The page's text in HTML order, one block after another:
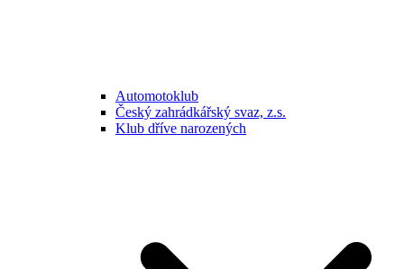
Automotoklub
Český zahrádkářský svaz, z.s.
Klub dříve narozených